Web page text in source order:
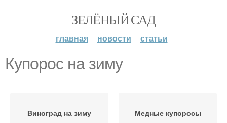
ЗЕЛЁНЫЙ САД
главная новости статьи
Купорос на зиму
Виноград на зиму Медные купоросы